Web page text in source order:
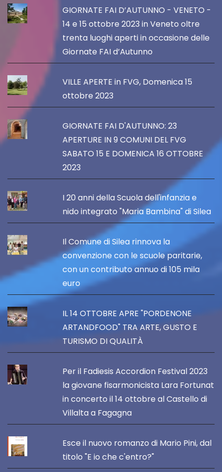
GIORNATE FAI D’AUTUNNO - VENETO -
14 e 15 ottobre 2023 in Veneto oltre
trenta luoghi aperti in occasione delle
Giornate FAI d’Autunno
VILLE APERTE in FVG, Domenica 15
ottobre 2023
GIORNATE FAI D'AUTUNNO: 23
APERTURE IN 9 COMUNI DEL FVG
SABATO 15 E DOMENICA 16 OTTOBRE
2023
I 20 anni della Scuola dell'infanzia e
nido integrato "Maria Bambina" di Silea
Il Comune di Silea rinnova la
convenzione con le scuole paritarie,
con un contributo annuo di 105 mila
euro
IL 14 OTTOBRE APRE "PORDENONE
ARTANDFOOD" TRA ARTE, GUSTO E
TURISMO DI QUALITÀ
Per il Fadiesis Accordion Festival 2023
la giovane fisarmonicista Lara Fortunat
in concerto il 14 ottobre al Castello di
Villalta a Fagagna
Esce il nuovo romanzo di Mario Pini, dal
titolo "E io che c'entro?"